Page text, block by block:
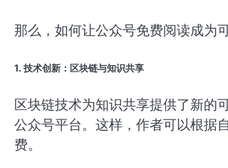
那么，如何让公众号免费阅读成为
1. 技术创新：区块链与知识共享
区块链技术为知识共享提供了新的
公众号平台。这样，作者可以根据
费。